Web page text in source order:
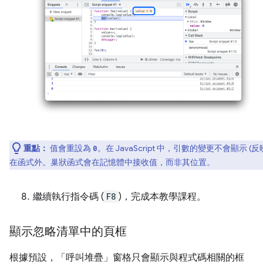
重點： 值會重設為 0。在 JavaScript 中，引數的變更不會顯示 (反
在函式外。巢狀函式會在記憶體中接收值，而非其位置。
繼續執行指令碼 ( F8 )，完成本教學課程。
顯示忽略清單中的頁框
根據預設，「呼叫堆疊」 窗格只會顯示與程式碼相關的框